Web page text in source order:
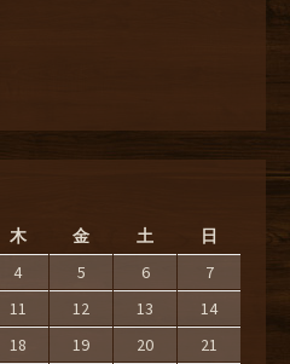
木 金 土 日
4 5 6
7
11 12 13
14
18 19 20
21